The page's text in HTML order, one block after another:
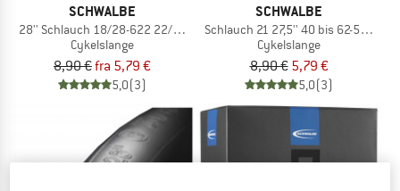
SCHWALBE
28'' Schlauch 18/28-622 22/25-630 SV 15
Cykelslange
8,90 €fra 5,79 €
5,0(3)
SCHWALBE
Schlauch 21 27,5'' 40 bis 62-584 SV
Cykelslange
8,90 € 5,79 €
5,0(3)